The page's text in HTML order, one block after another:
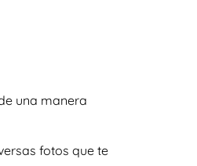
una manera
fotos que te